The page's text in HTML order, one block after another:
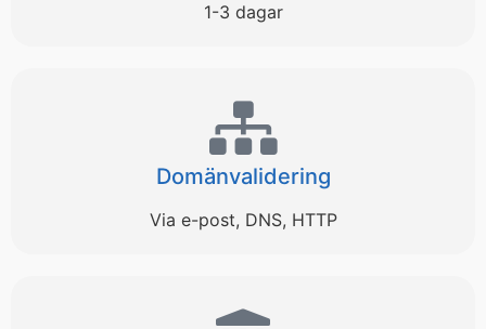
1-3 dagar
Domänvalidering
Via e-post, DNS, HTTP